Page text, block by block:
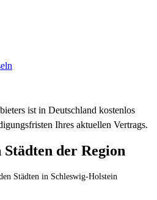
ist in Deutschland kostenlos
Ihres aktuellen Vertrags.
der Region
Städten in Schleswig-Holstein